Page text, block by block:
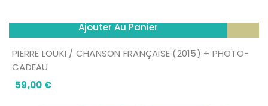
Ajouter Au Panier
PIERRE LOUKI / CHANSON FRANÇAISE (2015) + PHOTO-
CADEAU
59,00 €Prix